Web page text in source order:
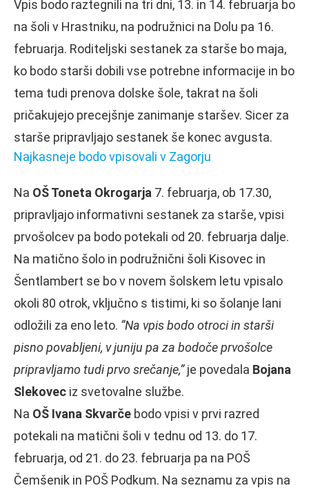
Vpis bodo raztegnili na tri dni, 13. in 14. februarja bo
na šoli v Hrastniku, na podružnici na Dolu pa 16.
februarja. Roditeljski sestanek za starše bo maja,
ko bodo starši dobili vse potrebne informacije in bo
tema tudi prenova dolske šole, takrat na šoli
pričakujejo precejšnje zanimanje staršev. Sicer za
starše pripravljajo sestanek še konec avgusta.
Najkasneje bodo vpisovali v Zagorju
Na OŠ Toneta Okrogarja 7. februarja, ob 17.30,
pripravljajo informativni sestanek za starše, vpisi
prvošolcev pa bodo potekali od 20. februarja dalje.
Na matično šolo in podružnični šoli Kisovec in
Šentlambert se bo v novem šolskem letu vpisalo
okoli 80 otrok, vključno s tistimi, ki so šolanje lani
odložili za eno leto. “Na vpis bodo otroci in starši
pisno povabljeni, v juniju pa za bodoče prvošolce
pripravljamo tudi prvo srečanje,”je povedala Bojana
Slekovec iz svetovalne službe.
Na OŠ Ivana Skvarče bodo vpisi v prvi razred
potekali na matični šoli v tednu od 13. do 17.
februarja, od 21. do 23. februarja pa na POŠ
Čemšenik in POŠ Podkum. Na seznamu za vpis na